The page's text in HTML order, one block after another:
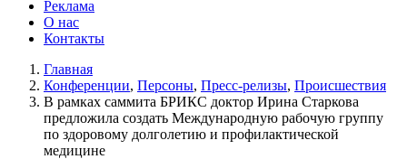
Реклама
О нас
Контакты
Главная
Конференции, Персоны, Пресс-релизы, Происшествия
В рамках саммита БРИКС доктор Ирина Старкова
предложила создать Международную рабочую группу
по здоровому долголетию и профилактической
медицине